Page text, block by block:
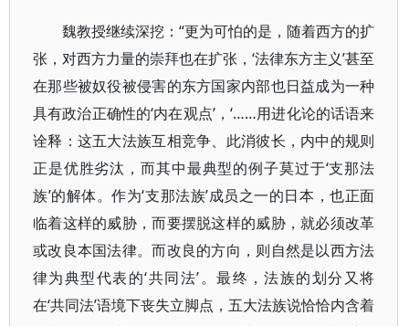
魏教授继续深挖：“更为可怕的是，随着西方的扩
张，对西方力量的崇拜也在扩张，‘法律东方主义’甚至
在那些被奴役被侵害的东方国家内部也日益成为一种
具有政治正确性的‘内在观点’，‘……用进化论的话语来
诠释：这五大法族互相竞争、此消彼长，内中的规则
正是优胜劣汰，而其中最典型的例子莫过于‘支那法
族’的解体。作为‘支那法族’成员之一的日本，也正面
临着这样的威胁，而要摆脱这样的威胁，就必须改革
或改良本国法律。而改良的方向，则自然是以西方法
律为典型代表的‘共同法’。最终，法族的划分又将
在‘共同法’语境下丧失立脚点，五大法族说恰恰内含着